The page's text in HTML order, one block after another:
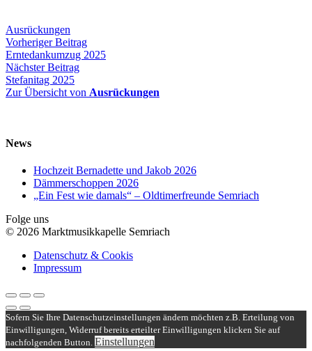
Ausrückungen
Beitragsnavigation
Vorheriger BeitragVorheriger
Beitrag:
Erntedankumzug 2025
Nächster BeitragNächster
Stefanitag 2025
Zur Übersicht von Ausrückungen
News
Hochzeit Bernadette und Jakob 2026
Dämmerschoppen 2026
„Ein Fest wie damals“ – Oldtimerfreunde Semriach
Folge uns
© 2026 Marktmusikkapelle Semriach
Datenschutz & Cookis
Impressum
Sofern Sie Ihre Datenschutzeinstellungen ändern möchten z.B. Erteilung von
Einwilligungen, Widerruf bereits erteilter Einwilligungen klicken Sie auf
nachfolgenden Button. Einstellungen